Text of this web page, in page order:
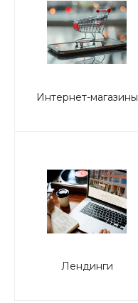
Интернет-магазины
Лендинги